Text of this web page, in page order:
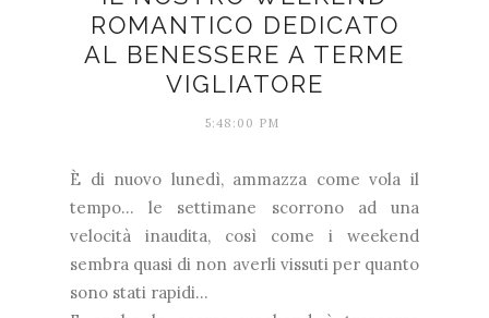
ROMANTICO DEDICATO
AL BENESSERE A TERME
VIGLIATORE
5:48:00 PM
È di nuovo lunedì, ammazza come vola il
tempo... le settimane scorrono ad una
velocità inaudita, così come i weekend
sembra quasi di non averli vissuti per quanto
sono stati rapidi...